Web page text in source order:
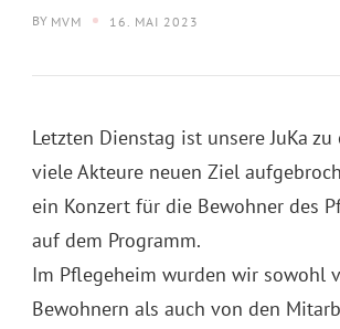
BY MVM 16. MAI 2023
Letzten Dienstag ist unsere JuKa
viele Akteure neuen Ziel
ein Konzert für die Bewohner des
auf dem Programm.
Im Pflegeheim wurden wir sowohl
Bewohnern als auch von den